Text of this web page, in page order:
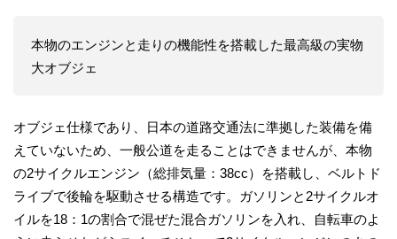
本物のエンジンと走りの機能性を搭載した最高級の実物
大オブジェ
オブジェ仕様であり、日本の道路交通法に準拠した装備を備
えていないため、一般公道を走ることはできませんが、本物
の2サイクルエンジン（総排気量：38cc）を搭載し、ベルトド
ライブで後輪を駆動させる構造です。ガソリンと2サイクルオ
イルを18：1の割合で混ぜた混合ガソリンを入れ、自転車のよ